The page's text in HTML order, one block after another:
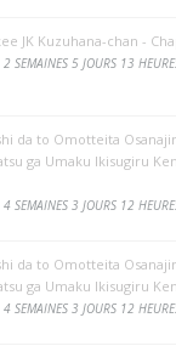
JK Kuzuhana-chan -
SEMAINES 5 JOURS 13
da to Omotteita
ga Umaku Ikisugiru
SEMAINES 3 JOURS 12
da to Omotteita
ga Umaku Ikisugiru
SEMAINES 3 JOURS 12